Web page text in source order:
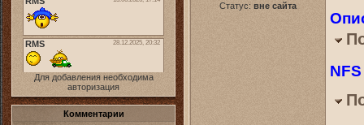
Для добавления необходима
авторизация
Комментарии
Статус: вне сайта